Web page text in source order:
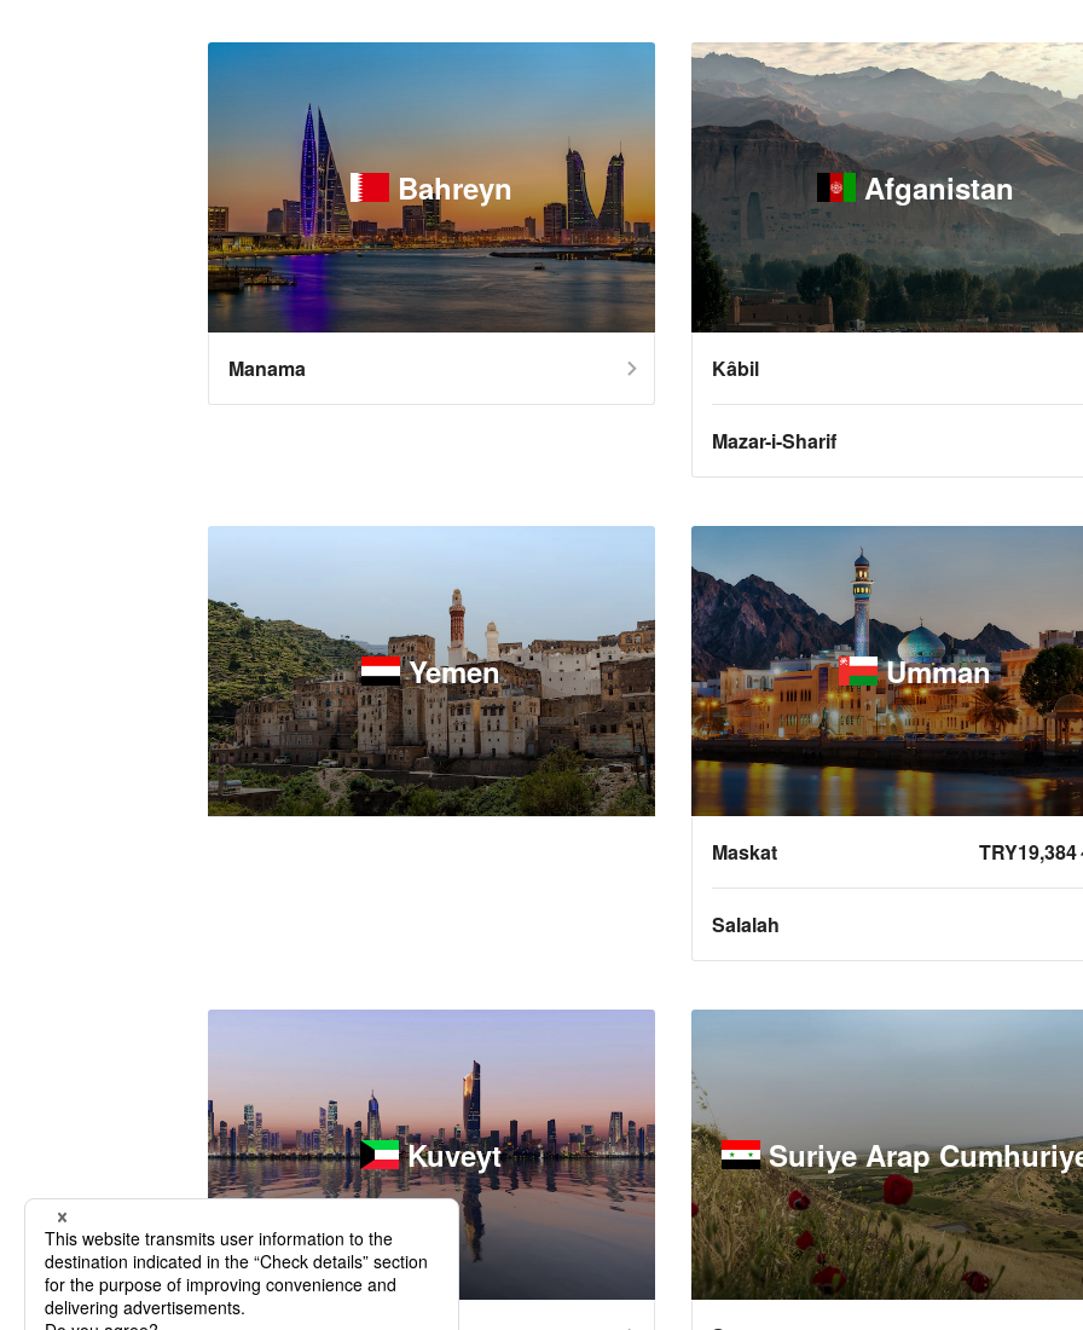
Bahreyn
Manama
Afganistan
Kâbil
Mazar-i-Sharif
Yemen Umman
Maskat TRY19,384
Salalah
Kuveyt Suriye Arap